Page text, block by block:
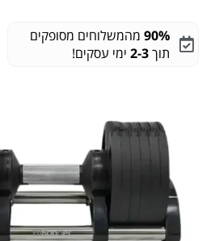
90% מהמשלוחים מסופקים
תוך2-3 ימי עסקים!